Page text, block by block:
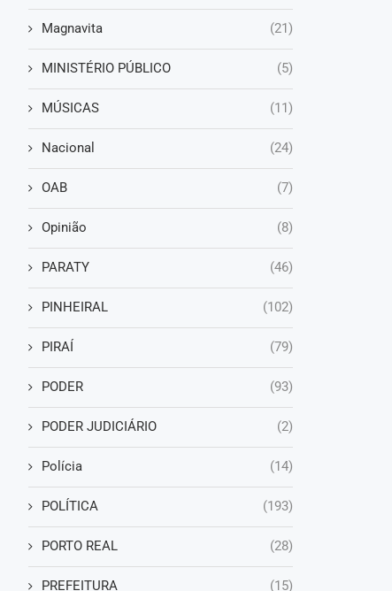
Magnavita (21)
MINISTÉRIO PÚBLICO (5)
MÚSICAS (11)
Nacional (24)
OAB (7)
Opinião (8)
PARATY (46)
PINHEIRAL (102)
PIRAÍ (79)
PODER (93)
PODER JUDICIÁRIO (2)
Polícia (14)
POLÍTICA (193)
PORTO REAL (28)
PREFEITURA (15)